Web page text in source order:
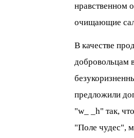
нравственном
очищающие
В качестве
добровольцам
предложили
"w_ _h" так,
"Поле чудес",